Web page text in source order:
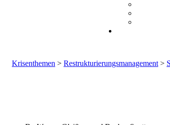
Krisenthemen > Restrukturierungsmanagement >